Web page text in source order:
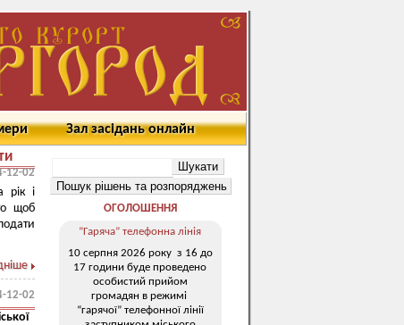
Зал засідань онлайн
12-02
рік і
щоб
12-02
ОГОЛОШЕННЯ
“Гаряча” телефонна лінія
10 серпня 2026 року з 16 до
17 години буде проведено
особистий прийом
громадян в режимі
“гарячої” телефонної лінії